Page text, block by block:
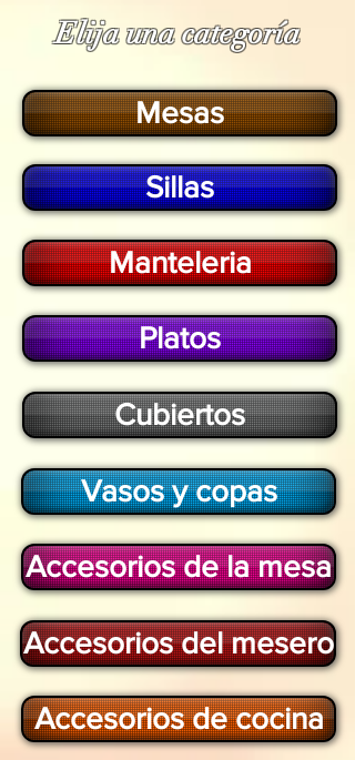
Elija una categoría
Mesas
Sillas
Manteleria
Platos
Cubiertos
Vasos y copas
Accesorios de la mesa
Accesorios del mesero
Accesorios de cocina